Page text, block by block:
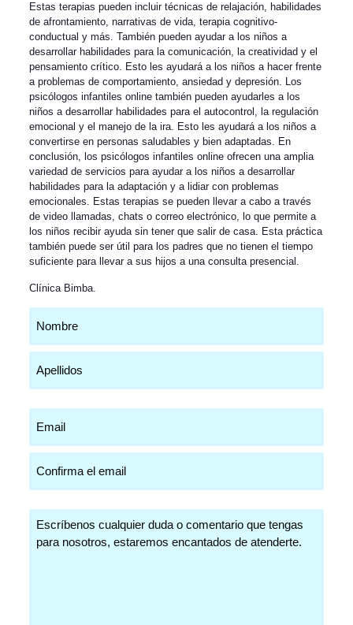
Estas terapias pueden incluir técnicas de relajación, habilidades
de afrontamiento, narrativas de vida, terapia cognitivo-
conductual y más. También pueden ayudar a los niños a
desarrollar habilidades para la comunicación, la creatividad y el
pensamiento crítico. Esto les ayudará a los niños a hacer frente
a problemas de comportamiento, ansiedad y depresión. Los
psicólogos infantiles online también pueden ayudarles a los
niños a desarrollar habilidades para el autocontrol, la regulación
emocional y el manejo de la ira. Esto les ayudará a los niños a
convertirse en personas saludables y bien adaptadas. En
conclusión, los psicólogos infantiles online ofrecen una amplia
variedad de servicios para ayudar a los niños a desarrollar
habilidades para la adaptación y a lidiar con problemas
emocionales. Estas terapias se pueden llevar a cabo a través
de video llamadas, chats o correo electrónico, lo que permite a
los niños recibir ayuda sin tener que salir de casa. Esta práctica
también puede ser útil para los padres que no tienen el tiempo
suficiente para llevar a sus hijos a una consulta presencial.
Clínica Bimba.
(Obligatorio)
(Obligatorio)
(Obligatorio)